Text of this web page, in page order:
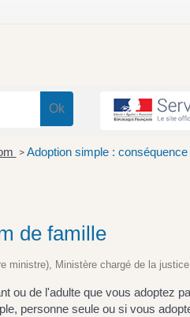
> Adoption simple :
de famille
ministre), Ministère chargé de la justice
ou de l'adulte que vous adoptez
personne seule ou si vous